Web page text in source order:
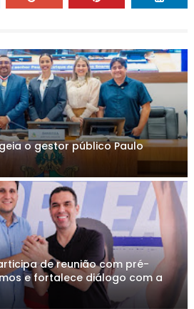
o gestor público Paulo
de reunião com pré-
e fortalece diálogo com a